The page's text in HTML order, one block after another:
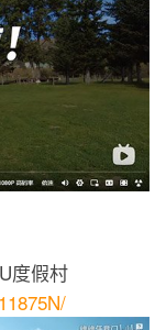
度假村